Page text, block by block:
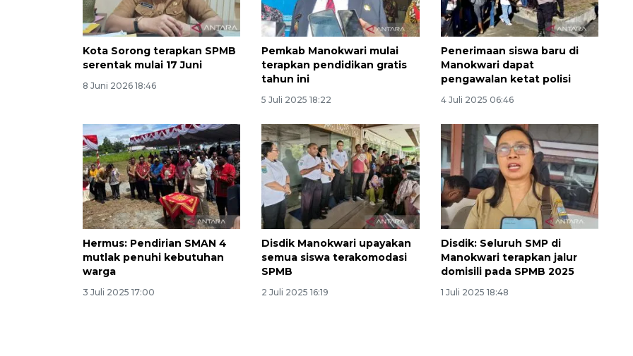
Kota Sorong terapkan SPMB
serentak mulai 17 Juni
8 Juni 2026 18:46
Pemkab Manokwari mulai
terapkan pendidikan gratis
tahun ini
5 Juli 2025 18:22
Penerimaan siswa baru di
Manokwari dapat
pengawalan ketat polisi
4 Juli 2025 06:46
Hermus: Pendirian SMAN 4
mutlak penuhi kebutuhan
warga
3 Juli 2025 17:00
Disdik Manokwari upayakan
semua siswa terakomodasi
SPMB
2 Juli 2025 16:19
Disdik: Seluruh SMP di
Manokwari terapkan jalur
domisili pada SPMB 2025
1 Juli 2025 18:48